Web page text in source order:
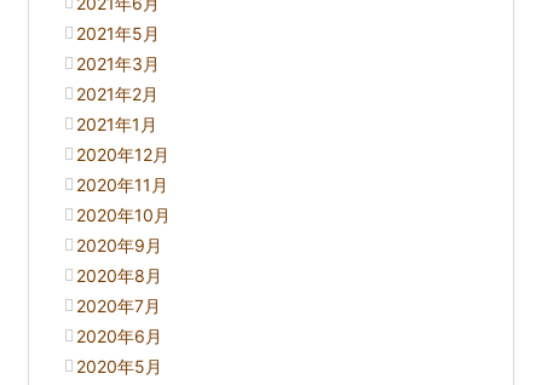
2021年5月
2021年3月
2021年2月
2021年1月
2020年12月
2020年11月
2020年10月
2020年9月
2020年8月
2020年7月
2020年6月
2020年5月